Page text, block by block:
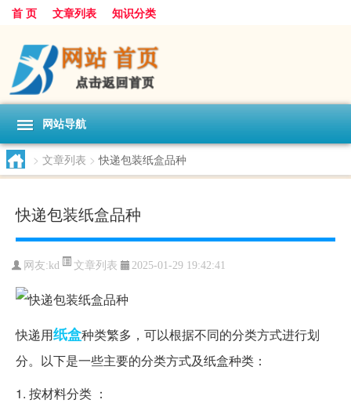
首 页 文章列表 知识分类
网站导航
> 文章列表 > 快递包装纸盒品种
快递包装纸盒品种
网友:kd 文章列表 2025-01-29 19:42:41
快递用纸盒种类繁多，可以根据不同的分类方式进行划
分。以下是一些主要的分类方式及纸盒种类：
1. 按材料分类 ：